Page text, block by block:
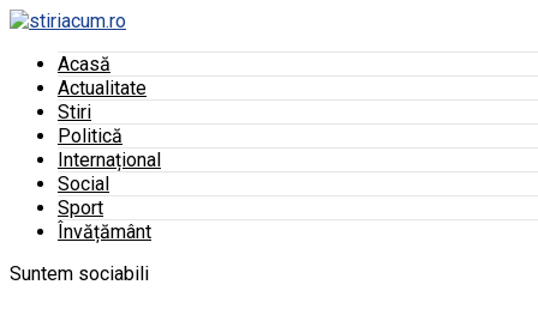
Acasă
Actualitate
Stiri
Politică
Internațional
Social
Sport
Învățământ
Suntem sociabili